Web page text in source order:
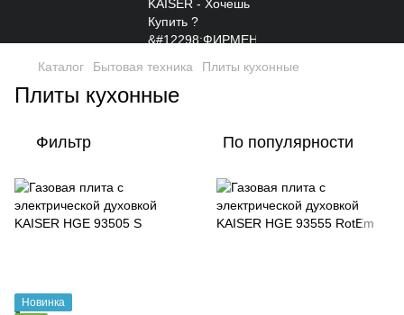
Каталог Бытовая техника Плиты кухонные
Плиты кухонные
Фильтр По популярности
Новинка